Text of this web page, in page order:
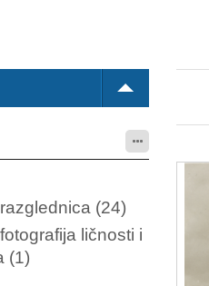
(24)
ličnosti i
(1)